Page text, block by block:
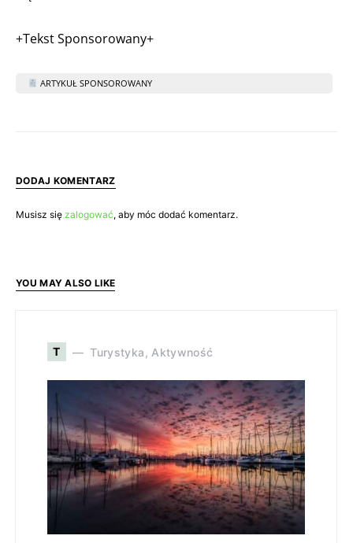
+Tekst Sponsorowany+
ARTYKUŁ SPONSOROWANY
DODAJ KOMENTARZ
Musisz się zalogować, aby móc dodać komentarz.
YOU MAY ALSO LIKE
T Turystyka, Aktywność